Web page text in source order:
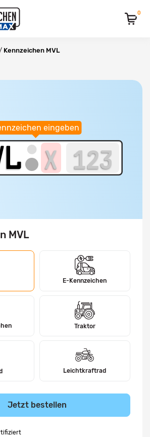
0
Kennzeichen MVL
eingeben
MVL
E-Kennzeichen
Traktor
Leichtkraftrad
Jetzt bestellen